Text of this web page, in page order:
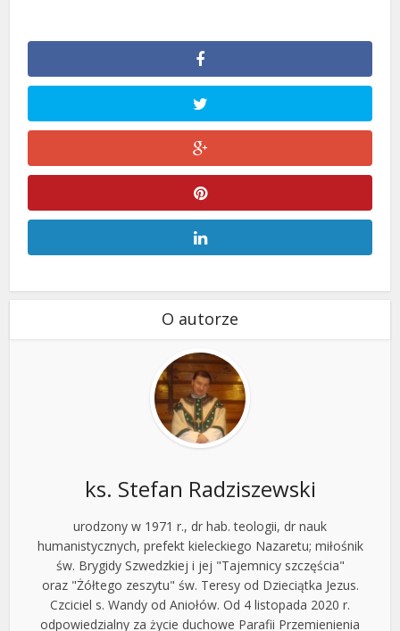
O autorze
ks. Stefan Radziszewski
urodzony w 1971 r., dr hab. teologii, dr nauk
humanistycznych, prefekt kieleckiego Nazaretu; miłośnik
św. Brygidy Szwedzkiej i jej "Tajemnicy szczęścia"
oraz "Żółtego zeszytu" św. Teresy od Dzieciątka Jezus.
Czciciel s. Wandy od Aniołów. Od 4 listopada 2020 r.
odpowiedzialny za życie duchowe Parafii Przemienienia